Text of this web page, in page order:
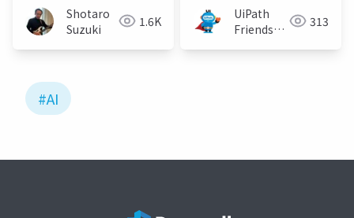
Shotaro
Suzuki
1.6K
UiPath
Friends
313
#AI